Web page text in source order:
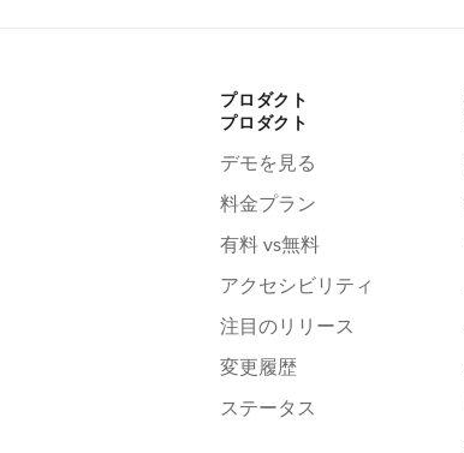
プロダクト
プロダクト
デモを見る
料金プラン
有料 vs無料
アクセシビリティ
注目のリリース
変更履歴
ステータス